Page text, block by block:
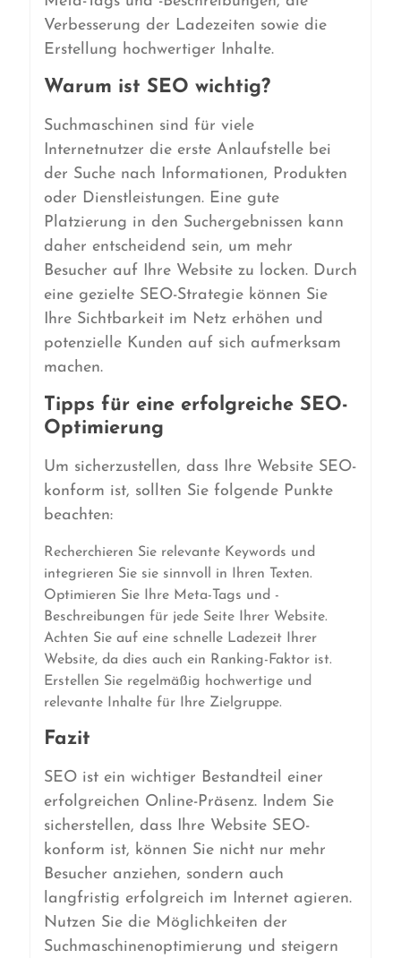
Verbesserung der Ladezeiten sowie die
Erstellung hochwertiger Inhalte.
Warum ist SEO wichtig?
Suchmaschinen sind für viele
Internetnutzer die erste Anlaufstelle bei
der Suche nach Informationen, Produkten
oder Dienstleistungen. Eine gute
Platzierung in den Suchergebnissen kann
daher entscheidend sein, um mehr
Besucher auf Ihre Website zu locken. Durch
eine gezielte SEO-Strategie können Sie
Ihre Sichtbarkeit im Netz erhöhen und
potenzielle Kunden auf sich aufmerksam
machen.
Tipps für eine erfolgreiche SEO-
Optimierung
Um sicherzustellen, dass Ihre Website SEO-
konform ist, sollten Sie folgende Punkte
beachten:
Recherchieren Sie relevante Keywords und
integrieren Sie sie sinnvoll in Ihren Texten.
Optimieren Sie Ihre Meta-Tags und -
Beschreibungen für jede Seite Ihrer Website.
Achten Sie auf eine schnelle Ladezeit Ihrer
Website, da dies auch ein Ranking-Faktor ist.
Erstellen Sie regelmäßig hochwertige und
relevante Inhalte für Ihre Zielgruppe.
Fazit
SEO ist ein wichtiger Bestandteil einer
erfolgreichen Online-Präsenz. Indem Sie
sicherstellen, dass Ihre Website SEO-
konform ist, können Sie nicht nur mehr
Besucher anziehen, sondern auch
langfristig erfolgreich im Internet agieren.
Nutzen Sie die Möglichkeiten der
Suchmaschinenoptimierung und steigern